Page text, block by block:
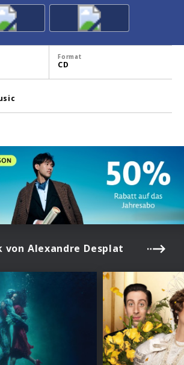
Format
CD
von Alexandre Desplat